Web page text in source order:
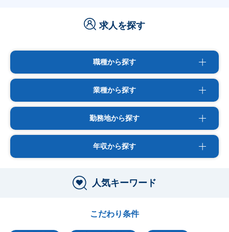
求人を探す
職種から探す
業種から探す
勤務地から探す
年収から探す
人気キーワード
こだわり条件